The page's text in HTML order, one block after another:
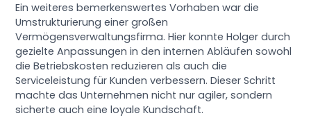
Ein weiteres bemerkenswertes Vorhaben war die
Umstrukturierung einer großen
Vermögensverwaltungsfirma. Hier konnte Holger durch
gezielte Anpassungen in den internen Abläufen sowohl
die Betriebskosten reduzieren als auch die
Serviceleistung für Kunden verbessern. Dieser Schritt
machte das Unternehmen nicht nur agiler, sondern
sicherte auch eine loyale Kundschaft.